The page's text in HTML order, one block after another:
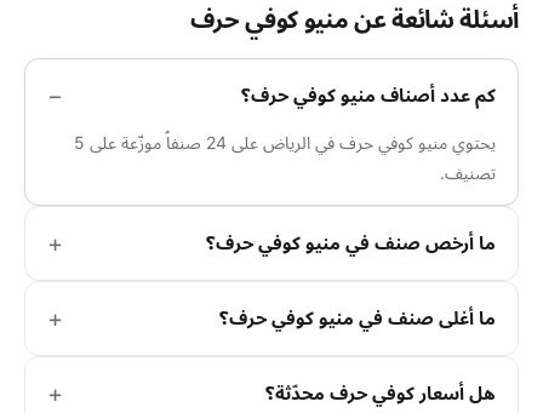
أسئلة شائعة عن منيو كوفي حرف
كم عدد أصناف منيو كوفي حرف؟
يحتوي منيو كوفي حرف في الرياض على 24 صنفاً موزّعة على 5
تصنيف.
ما أرخص صنف في منيو كوفي حرف؟
ما أغلى صنف في منيو كوفي حرف؟
هل أسعار كوفي حرف محدّثة؟